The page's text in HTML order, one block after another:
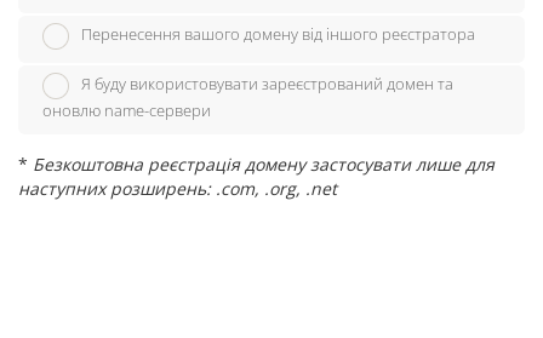
Перенесення вашого домену від іншого реєстратора
Я буду використовувати зареєстрований домен та
оновлю name-сервери
* Безкоштовна реєстрація домену застосувати лише для
наступних розширень: .com, .org, .net